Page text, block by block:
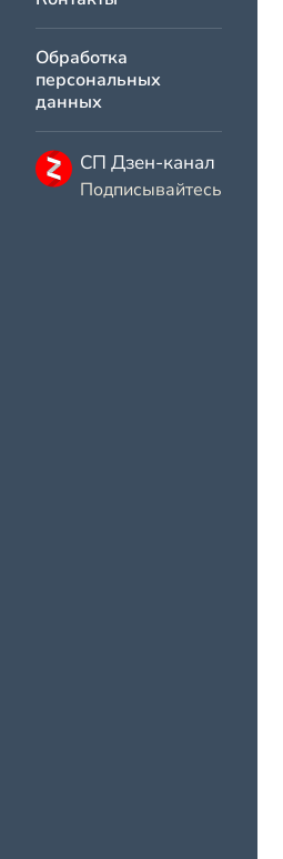
Обработка
персональных
данных
СП Дзен-канал
Подписывайтесь